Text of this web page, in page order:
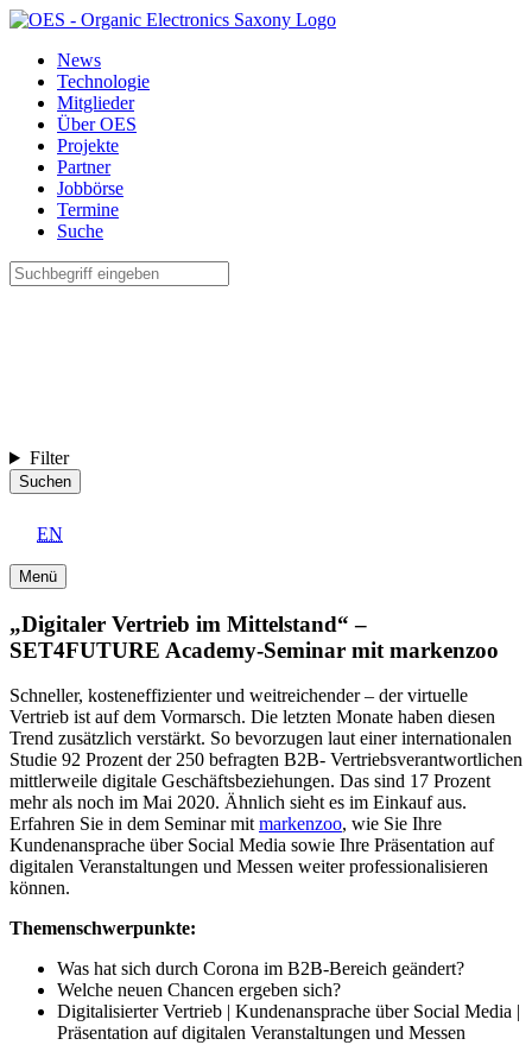
News
Technologie
Mitglieder
Über OES
Projekte
Partner
Jobbörse
Termine
Suche
Filter
Suchen
EN
Menü
„Digitaler Vertrieb im Mittelstand“ –
SET4FUTURE Academy-Seminar mit markenzoo
Schneller, kosteneffizienter und weitreichender – der virtuelle
Vertrieb ist auf dem Vormarsch. Die letzten Monate haben diesen
Trend zusätzlich verstärkt. So bevorzugen laut einer internationalen
Studie 92 Prozent der 250 befragten B2B- Vertriebsverantwortlichen
mittlerweile digitale Geschäftsbeziehungen. Das sind 17 Prozent
mehr als noch im Mai 2020. Ähnlich sieht es im Einkauf aus.
Erfahren Sie in dem Seminar mitmarkenzoo, wie Sie Ihre
Kundenansprache über Social Media sowie Ihre Präsentation auf
digitalen Veranstaltungen und Messen weiter professionalisieren
können.
Themenschwerpunkte:
Was hat sich durch Corona im B2B-Bereich geändert?
Welche neuen Chancen ergeben sich?
Digitalisierter Vertrieb | Kundenansprache über Social Media |
Präsentation auf digitalen Veranstaltungen und Messen